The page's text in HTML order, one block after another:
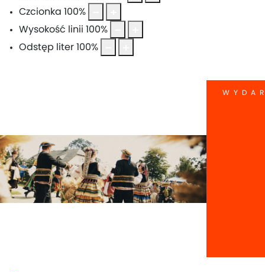
Czcionka 100%
Wysokość linii 100%
Odstęp liter 100%